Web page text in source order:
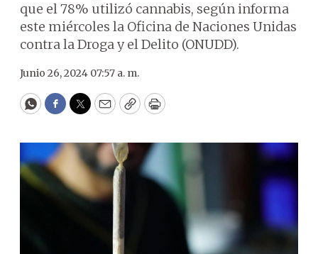
que el 78% utilizó cannabis, según informa
este miércoles la Oficina de Naciones Unidas
contra la Droga y el Delito (ONUDD).
Junio 26, 2024 07:57 a. m.
WhatsApp
Facebook
Twitter
EmailCopyPrint